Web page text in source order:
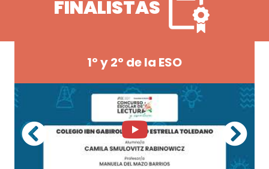
FINALISTAS
1º y 2º de la ESO